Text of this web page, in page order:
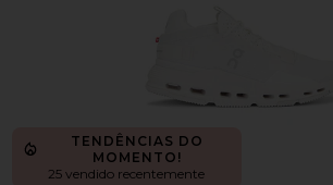
TENDÊNCIAS DO
MOMENTO!
25 vendido recentemente